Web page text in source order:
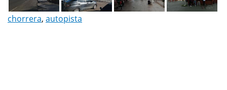
chorrera, autopista